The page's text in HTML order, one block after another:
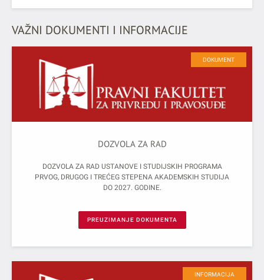
VAŽNI DOKUMENTI I INFORMACIJE
DOKUMENT
DOZVOLA ZA RAD
DOZVOLA ZA RAD USTANOVE I STUDIJSKIH PROGRAMA
PRVOG, DRUGOG I TREĆEG STEPENA AKADEMSKIH STUDIJA
DO 2027. GODINE.
PREUZIMANJE DOKUMENTA
INFORMACIJA